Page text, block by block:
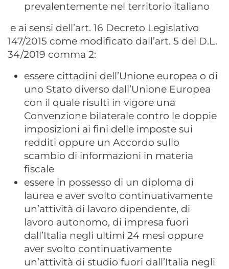
prevalentemente nel territorio italiano
e ai sensi dell’art. 16 Decreto Legislativo
147/2015 come modificato dall’art. 5 del D.L.
34/2019 comma 2:
essere cittadini dell’Unione europea o di
uno Stato diverso dall’Unione Europea
con il quale risulti in vigore una
Convenzione bilaterale contro le doppie
imposizioni ai fini delle imposte sui
redditi oppure un Accordo sullo
scambio di informazioni in materia
fiscale
essere in possesso di un diploma di
laurea e aver svolto continuativamente
un’attività di lavoro dipendente, di
lavoro autonomo, di impresa fuori
dall’Italia negli ultimi 24 mesi oppure
aver svolto continuativamente
un’attività di studio fuori dall’Italia negli